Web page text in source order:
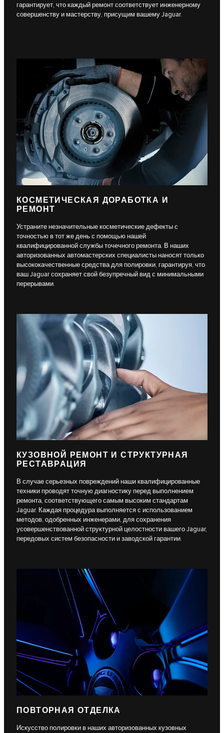
гарантирует, что каждый ремонт соответствует инженерному
совершенству и мастерству, присущим вашему Jaguar.
КОСМЕТИЧЕСКАЯ ДОРАБОТКА И
РЕМОНТ
Устраните незначительные косметические дефекты с
точностью в тот же день с помощью нашей
квалифицированной службы точечного ремонта. В наших
авторизованных автомастерских специалисты наносят только
высококачественные средства для полировки, гарантируя, что
ваш Jaguar сохраняет свой безупречный вид с минимальными
перерывами.
КУЗОВНОЙ РЕМОНТ И СТРУКТУРНАЯ
РЕСТАВРАЦИЯ
В случае серьезных повреждений наши квалифицированные
техники проводят точную диагностику перед выполнением
ремонта, соответствующего самым высоким стандартам
Jaguar. Каждая процедура выполняется с использованием
методов, одобренных инженерами, для сохранения
усовершенствованной структурной целостности вашего Jaguar,
передовых систем безопасности и заводской гарантии.
ПОВТОРНАЯ ОТДЕЛКА
Искусство полировки в наших авторизованных кузовных